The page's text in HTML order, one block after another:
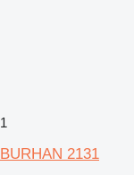
1
BURHAN 2131